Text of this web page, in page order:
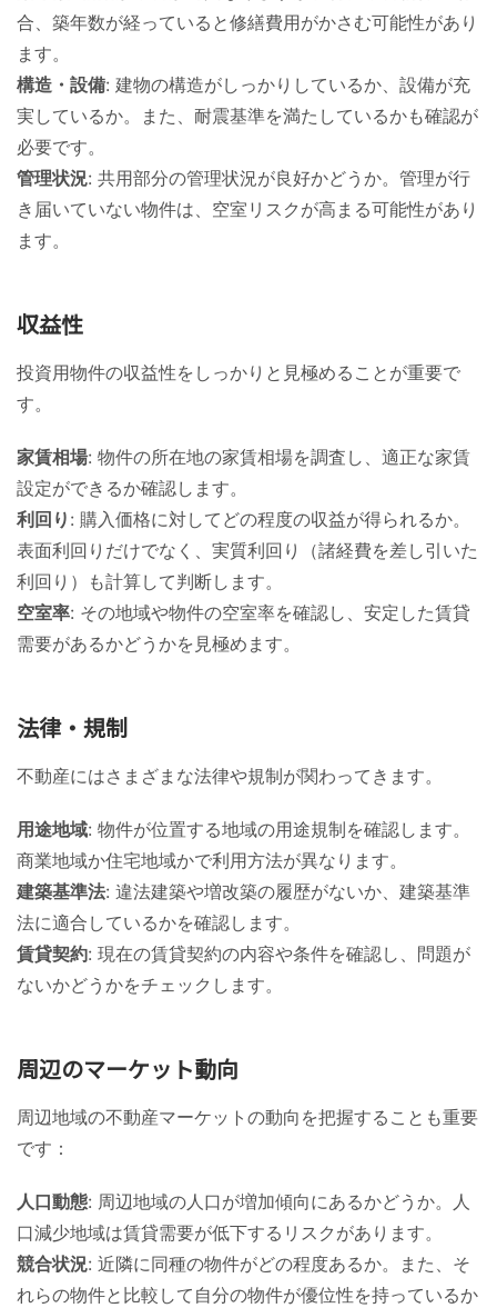
合、築年数が経っていると修繕費用がかさむ可能性があり
ます。
構造・設備: 建物の構造がしっかりしているか、設備が充
実しているか。また、耐震基準を満たしているかも確認が
必要です。
管理状況: 共用部分の管理状況が良好かどうか。管理が行
き届いていない物件は、空室リスクが高まる可能性があり
ます。
収益性
投資用物件の収益性をしっかりと見極めることが重要で
す。
家賃相場: 物件の所在地の家賃相場を調査し、適正な家賃
設定ができるか確認します。
利回り : 購入価格に対してどの程度の収益が得られるか。
表面利回りだけでなく、実質利回り（諸経費を差し引いた
利回り）も計算して判断します。
空室率: その地域や物件の空室率を確認し、安定した賃貸
需要があるかどうかを見極めます。
法律・規制
不動産にはさまざまな法律や規制が関わってきます。
用途地域: 物件が位置する地域の用途規制を確認します。
商業地域か住宅地域かで利用方法が異なります。
建築基準法: 違法建築や増改築の履歴がないか、建築基準
法に適合しているかを確認します。
賃貸契約: 現在の賃貸契約の内容や条件を確認し、問題が
ないかどうかをチェックします。
周辺のマーケット動向
周辺地域の不動産マーケットの動向を把握することも重要
です：
人口動態: 周辺地域の人口が増加傾向にあるかどうか。人
口減少地域は賃貸需要が低下するリスクがあります。
競合状況: 近隣に同種の物件がどの程度あるか。また、そ
れらの物件と比較して自分の物件が優位性を持っているか